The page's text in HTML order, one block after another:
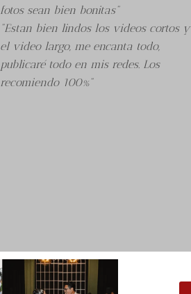
fotos sean bien bonitas"
"Estan bien lindos los videos cortos y
el video largo, me encanta todo,
publicaré todo en mis redes. Los
recomiendo 100%"